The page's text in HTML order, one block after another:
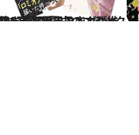
信中のコミックシーモアブランドマネージャー多田知子さんが推薦する【電子マンガ】ベスト3は!?
ルチャー